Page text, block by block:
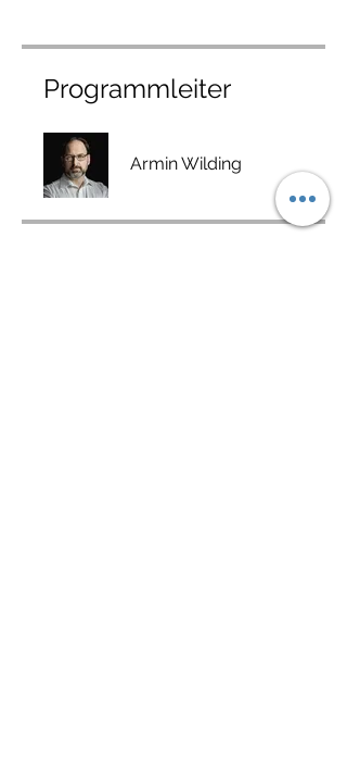
Programmleiter
Armin Wilding